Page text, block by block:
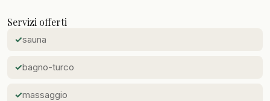
Servizi offerti
sauna
bagno-turco
massaggio